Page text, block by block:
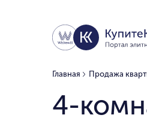
Главная Продажа
4-